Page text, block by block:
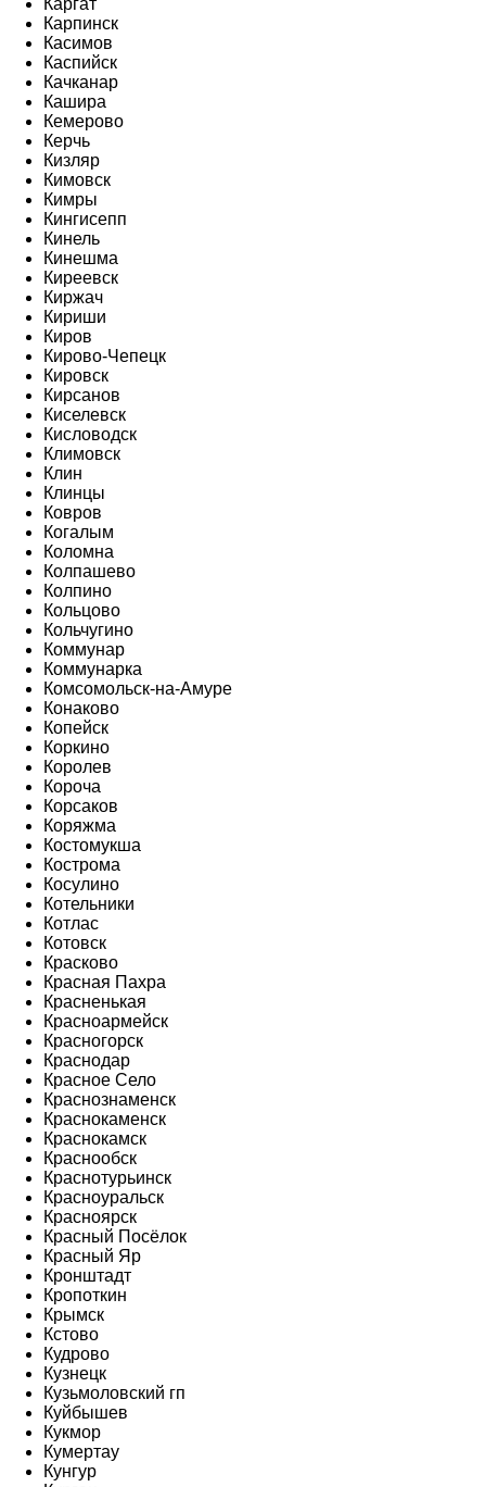
Каргат
Карпинск
Касимов
Каспийск
Качканар
Кашира
Кемерово
Керчь
Кизляр
Кимовск
Кимры
Кингисепп
Кинель
Кинешма
Киреевск
Киржач
Кириши
Киров
Кирово-Чепецк
Кировск
Кирсанов
Киселевск
Кисловодск
Климовск
Клин
Клинцы
Ковров
Когалым
Коломна
Колпашево
Колпино
Кольцово
Кольчугино
Коммунар
Коммунарка
Комсомольск-на-Амуре
Конаково
Копейск
Коркино
Королев
Короча
Корсаков
Коряжма
Костомукша
Кострома
Косулино
Котельники
Котлас
Котовск
Красково
Красная Пахра
Красненькая
Красноармейск
Красногорск
Краснодар
Красное Село
Краснознаменск
Краснокаменск
Краснокамск
Краснообск
Краснотурьинск
Красноуральск
Красноярск
Красный Посёлок
Красный Яр
Кронштадт
Кропоткин
Крымск
Кстово
Кудрово
Кузнецк
Кузьмоловский гп
Куйбышев
Кукмор
Кумертау
Кунгур